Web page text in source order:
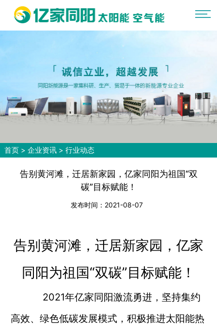
首页> 企业资讯> 行业动态
告别黄河滩，迁居新家园，亿家同阳为祖国“双
碳”目标赋能！
发布时间：2021-08-07
告别黄河滩，迁居新家园，亿家
同阳为祖国“双碳”目标赋能！
2021年亿家同阳激流勇进，坚持集约
高效、绿色低碳发展模式，积极推进太阳能热